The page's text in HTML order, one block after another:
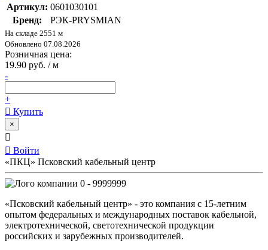
Артикул: 0601030101
Бренд:
РЭК-PRYSMIAN
На складе 2551 м
Обновлено 07.08.2026
Розничная цена:
19.90 руб. / м
-
+
Купить
×
Войти
«ПКЦ» Псковский кабельный центр
0 - 9999999
«Псковский кабельный центр» - это компания с 15-летним
опытом федеральных и международных поставок кабельной,
электротехнической, светотехнической продукции
российских и зарубежных производителей.